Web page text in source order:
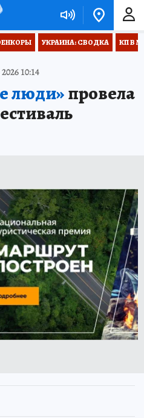
УКРАИНА: СВОДКА КП В
10:14
люди»провела